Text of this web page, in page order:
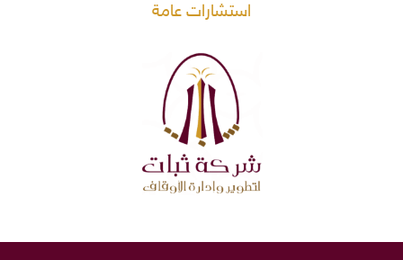
استشارات عامة